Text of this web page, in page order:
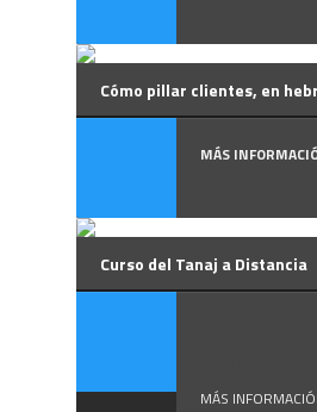
Cómo pillar clientes, en
MÁS
Curso del Tanaj a Distancia
MÁS